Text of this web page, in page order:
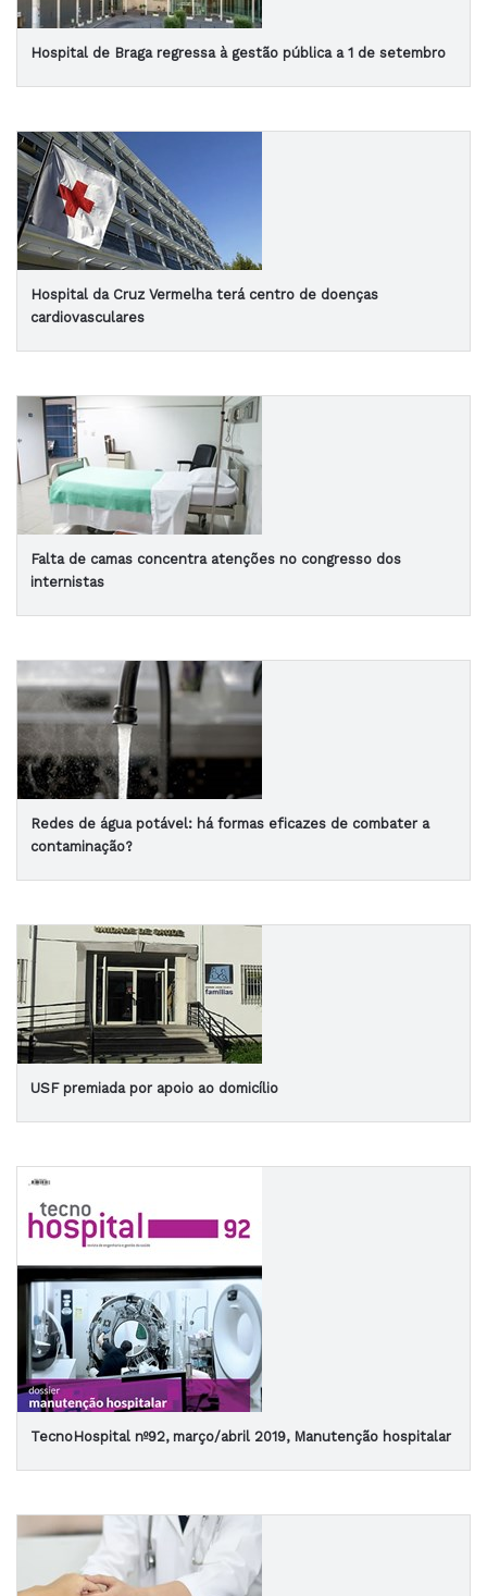
Hospital de Braga regressa à gestão pública a 1 de setembro
Hospital da Cruz Vermelha terá centro de doenças
cardiovasculares
Falta de camas concentra atenções no congresso dos
internistas
Redes de água potável: há formas eficazes de combater a
contaminação?
USF premiada por apoio ao domicílio
TecnoHospital nº92, março/abril 2019, Manutenção hospitalar